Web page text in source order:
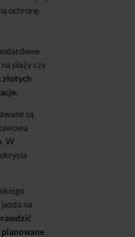
ochronę.
plaży czy
są
W
na
planowane